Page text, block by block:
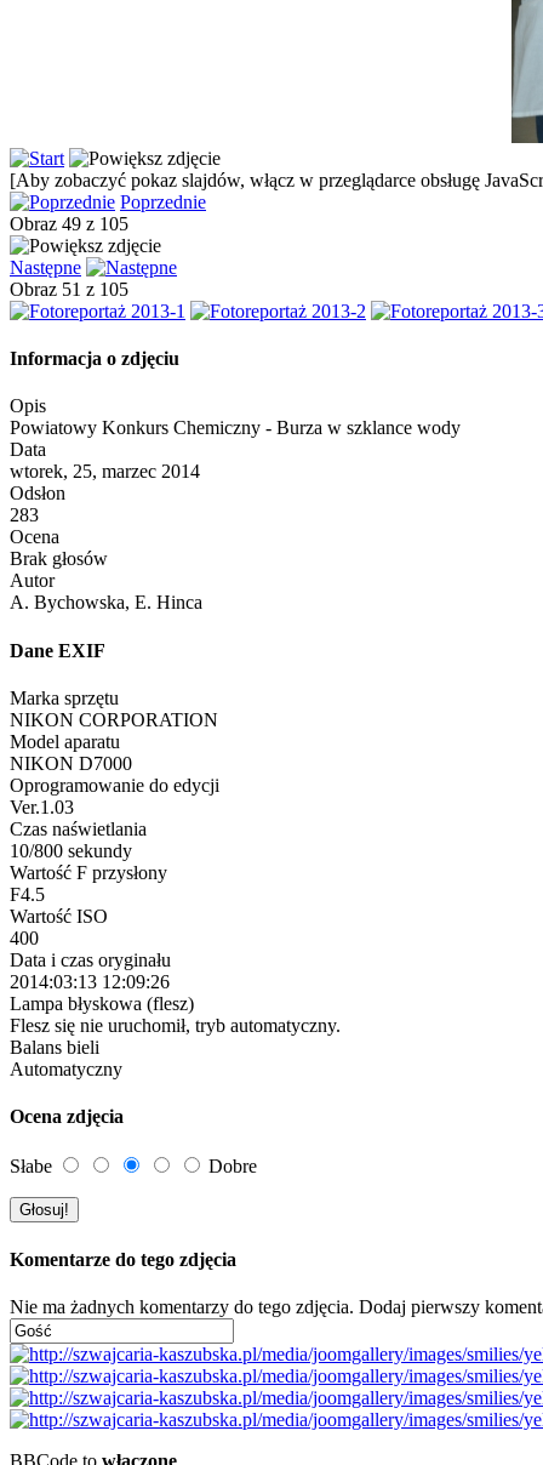
[Aby zobaczyć pokaz slajdów, włącz w przeglądarce obsługę
Poprzednie
Obraz 49 z 105
Następne
Obraz 51 z 105
Informacja o zdjęciu
Opis
Powiatowy Konkurs Chemiczny - Burza w szklance wody
Data
wtorek, 25, marzec 2014
Odsłon
283
Ocena
Brak głosów
Autor
A. Bychowska, E. Hinca
Dane EXIF
Marka sprzętu
NIKON CORPORATION
Model aparatu
NIKON D7000
Oprogramowanie do edycji
Ver.1.03
Czas naświetlania
10/800 sekundy
Wartość F przysłony
F4.5
Wartość ISO
400
Data i czas oryginału
2014:03:13 12:09:26
Lampa błyskowa (flesz)
Flesz się nie uruchomił, tryb automatyczny.
Balans bieli
Automatyczny
Ocena zdjęcia
Słabe Dobre
Komentarze do tego zdjęcia
Nie ma żadnych komentarzy do tego zdjęcia. Dodaj pierwszy
BBCode to włączone